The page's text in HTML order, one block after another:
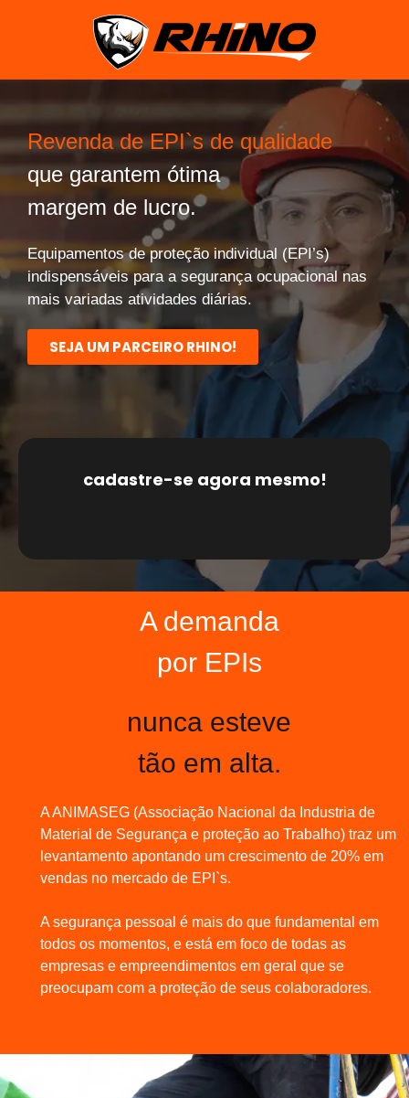
Revenda de EPI`s de qualidade
que garantem ótima
margem de lucro.
Equipamentos de proteção individual (EPI’s)
indispensáveis para a segurança ocupacional nas
mais variadas atividades diárias.
SEJA UM PARCEIRO RHINO!
cadastre-se agora mesmo!
A demanda
por EPIs
nunca esteve
tão em alta.
A ANIMASEG (Associação Nacional da Industria de
Material de Segurança e proteção ao Trabalho) traz um
levantamento apontando um crescimento de 20% em
vendas no mercado de EPI`s.
A segurança pessoal é mais do que fundamental em
todos os momentos, e está em foco de todas as
empresas e empreendimentos em geral que se
preocupam com a proteção de seus colaboradores.